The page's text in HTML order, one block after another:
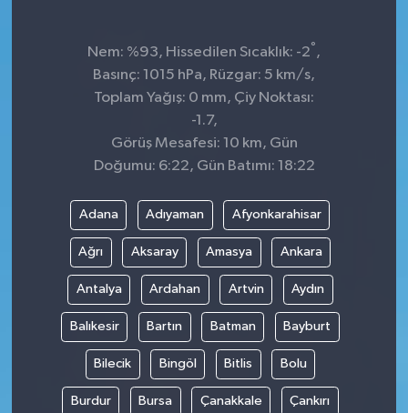
Nem: %93, Hissedilen Sıcaklık: -2° ,
Basınç: 1015 hPa, Rüzgar: 5 km/s,
Toplam Yağış: 0 mm, Çiy Noktası:
-1.7,
Görüş Mesafesi: 10 km, Gün
Doğumu: 6:22, Gün Batımı: 18:22
Adana Adıyaman Afyonkarahisar
Ağrı Aksaray Amasya Ankara
Antalya Ardahan Artvin Aydın
Balıkesir Bartın Batman Bayburt
Bilecik Bingöl Bitlis Bolu
Burdur Bursa Çanakkale Çankırı